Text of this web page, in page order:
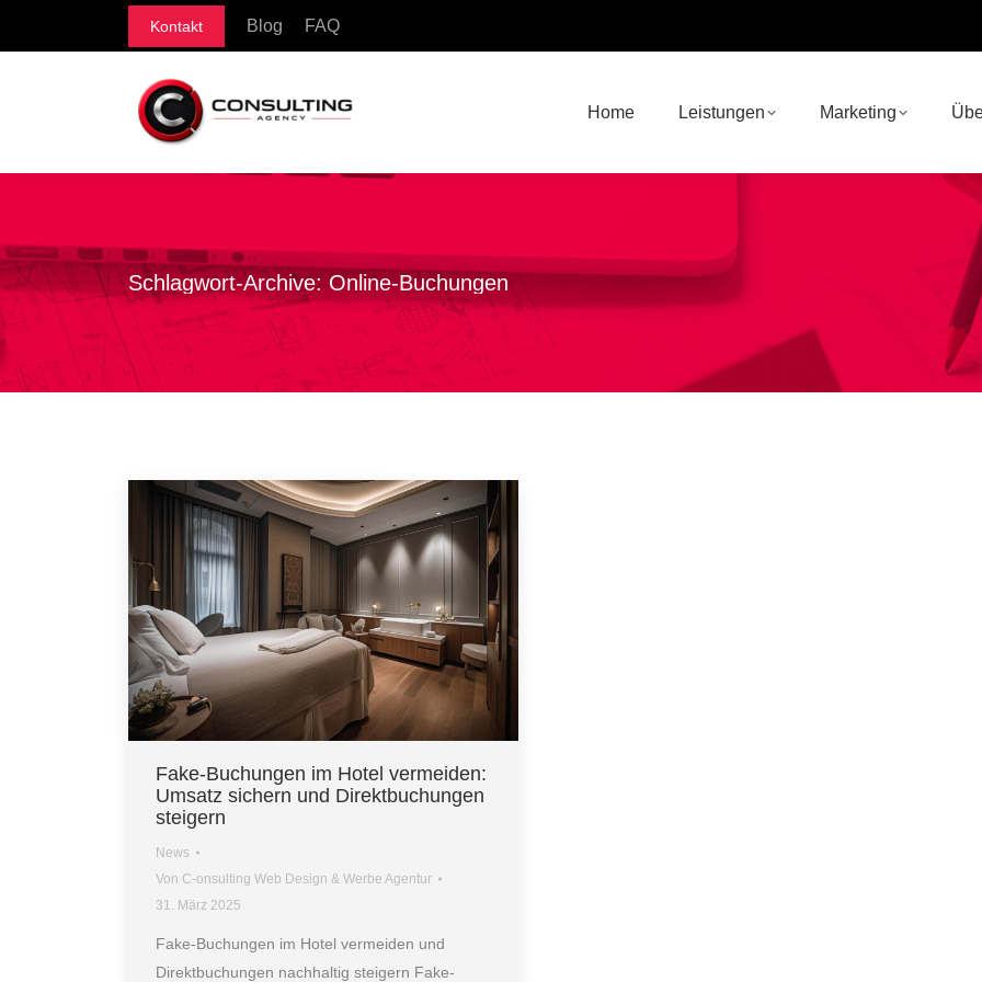
Kontakt Blog FAQ
Home Leistungen Marketing
Schlagwort-Archive:Online-Buchungen
Fake-Buchungen im Hotel vermeiden:
Umsatz sichern und Direktbuchungen
steigern
News
Von C-onsulting Web Design & Werbe Agentur
31. März 2025
Fake-Buchungen im Hotel vermeiden und
Direktbuchungen nachhaltig steigern Fake-